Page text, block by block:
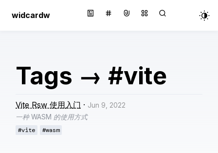
widcardw
Tags → #vite
Vite Rsw 使用入门 · Jun 9, 2022
一种 WASM 的使用方式
#vite
#wasm